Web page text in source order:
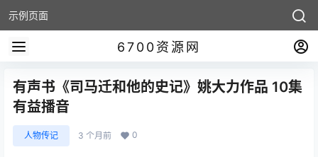
示例页面
6700资源网
有声书《司马迁和他的史记》姚大力作品 10集
有益播音
人物传记 3 个月前 0